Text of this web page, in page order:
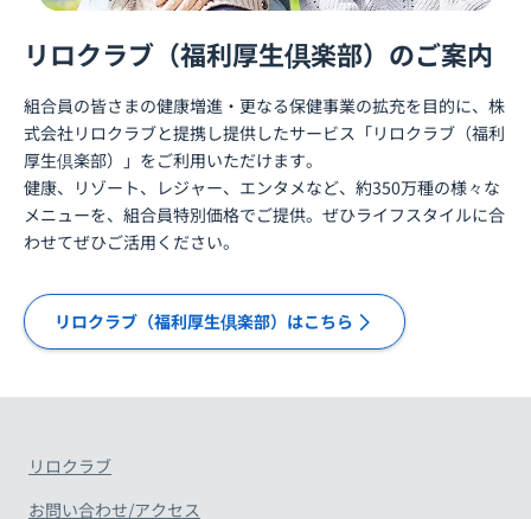
リロクラブ（福利厚生倶楽部）のご案内
組合員の皆さまの健康増進・更なる保健事業の拡充を目的に、株
式会社リロクラブと提携し提供したサービス「リロクラブ（福利
厚生倶楽部）」をご利用いただけます。
健康、リゾート、レジャー、エンタメなど、約350万種の様々な
メニューを、組合員特別価格でご提供。ぜひライフスタイルに合
わせてぜひご活用ください。
リロクラブ（福利厚生倶楽部）はこちら
リロクラブ
お問い合わせ/アクセス